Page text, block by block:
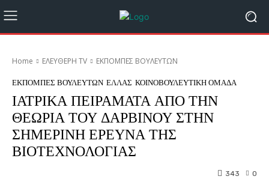
Home ΕΛΕΥΘΕΡΗ ΤV ΕΚΠΟΜΠΕΣ ΒΟΥΛΕΥΤΩΝ
ΕΚΠΟΜΠΕΣ ΒΟΥΛΕΥΤΩΝ ΕΛΛΑΣ ΚΟΙΝΟΒΟΥΛΕΥΤΙΚΗ ΟΜΑΔΑ
ΙΑΤΡΙΚΑ ΠΕΙΡΑΜΑΤΑ ΑΠΟ ΤΗΝ
ΘΕΩΡΙΑ ΤΟΥ ΔΑΡΒΙΝΟΥ ΣΤΗΝ
ΣΗΜΕΡΙΝΗ ΕΡΕΥΝΑ ΤΗΣ
ΒΙΟΤΕΧΝΟΛΟΓΙΑΣ
0
343